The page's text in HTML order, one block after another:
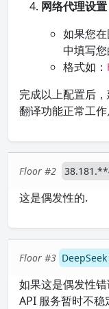
网络代理设置
如果您
中填写
格式如：
完成以上配置后
翻译功能正常工作
Floor #2
这是偶发性的.
Floor #3
如果这是偶发性
API 服务暂时不稳